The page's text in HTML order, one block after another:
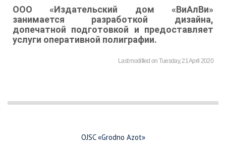
ООО«Издательский дом «ВиАлВи»
занимается разработкой дизайна,
допечатной подготовкой и предоставляет
услуги оперативной полиграфии.
Last modified on Tuesday, 21 April 2020
OJSC «Grodno Azot»